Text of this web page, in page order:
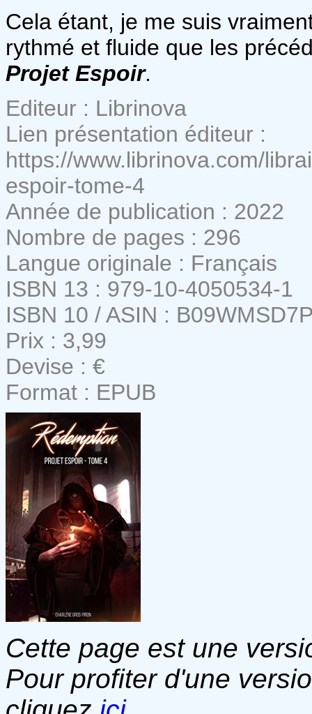
Cela étant, je me suis
rythmé et fluide que les
Projet Espoir.
Editeur : Librinova
Lien présentation éditeur :
https://www.librinova.com/
espoir-tome-4
Année de publication : 2022
Nombre de pages : 296
Langue originale : Français
ISBN 13 : 979-10-4050534-1
ISBN 10 / ASIN :
Prix : 3,99
Devise : €
Format : EPUB
Cette page est une
Pour profiter d'une